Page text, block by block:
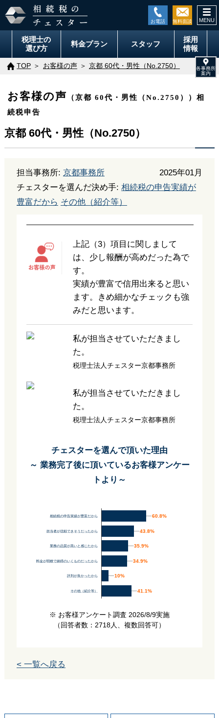
税理士の
選び方
料金プラン スタッフ
採用
情報
TOP お客様の声 京都 60代・男性（No.2750）
お客様の声
（京都 60代・男性（No.2750））相
続税申告
京都 60代・男性（No.2750）
担当事務所: 京都事務所
2025年01月
チェスターを選んだ決め手: 相続税の申告実績が
豊富だから その他（紹介等）
上記（3）項目に関しまして
は、少し報酬が高めだった為で
す。
実績が豊富で信用出来ると思い
ます。きめ細かなチェックも強
みだと思います。
私が担当させていただきまし
た。
税理士法人チェスター京都事務所
私が担当させていただきまし
た。
税理士法人チェスター京都事務所
チェスターを選んで頂いた理由
～ 業務完了後に頂いているお客様アンケー
トより～
相続税の申告実績が豊富だから
担当者が信頼できそうだったから
業務の品質が高いと感じたから
料金が明瞭で納得のいくものだったから
評判が良かったから
その他（紹介等）
60.8%
60.8%
43.8%
43.8%
35.9%
35.9%
34.9%
34.9%
10%
10%
41.1%
41.1%
※ お客様アンケート調査 2026/8/9実施
（回答者数：2718人、複数回答可）
< 一覧へ戻る